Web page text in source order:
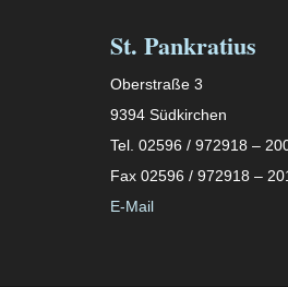
St. Pankratius
Oberstraße 3
9394 Südkirchen
Tel. 02596 / 972918 –
Fax 02596 / 972918 –
E-Mail